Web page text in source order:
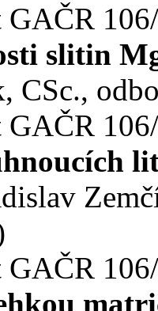
GAČR
slitin
CSc.,
GAČR
GAČR